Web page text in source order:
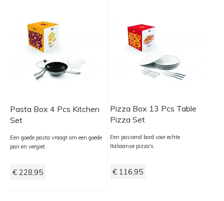
Pasta Box 4 Pcs Kitchen
Set
Een goede pasta vraagt om een goede
pan en vergiet.
€ 228,95
Pizza Box 13 Pcs Table
Pizza Set
Een passend bord voor echte
Italiaanse pizza's.
€ 116,95